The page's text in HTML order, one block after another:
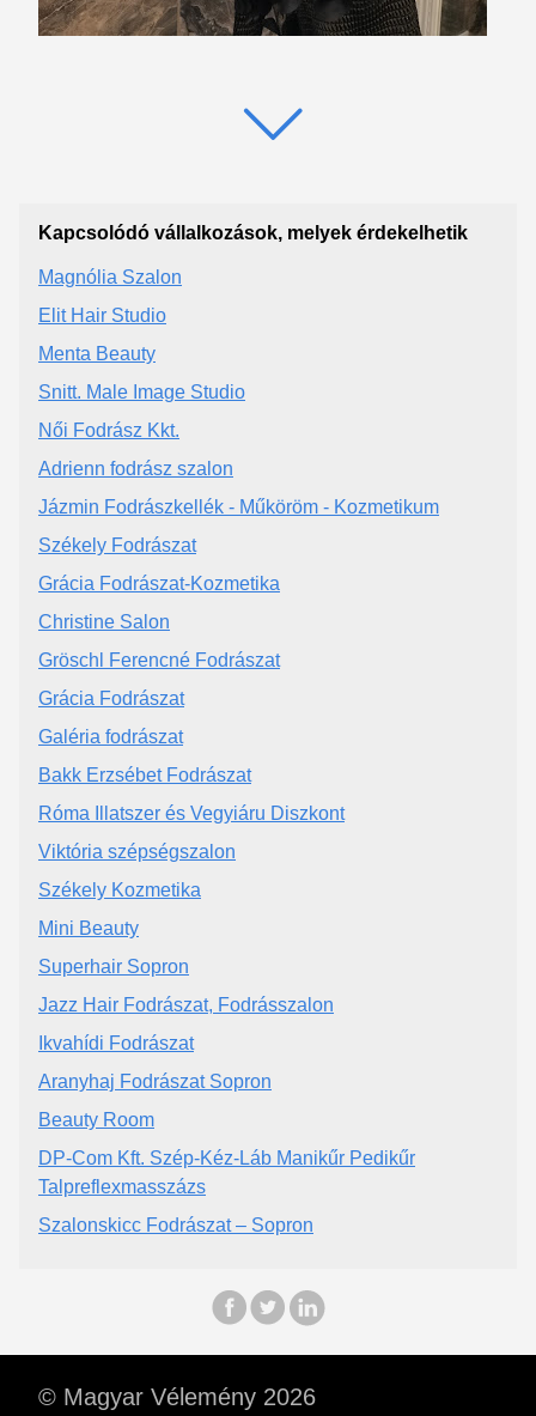
Kapcsolódó vállalkozások, melyek érdekelhetik
Magnólia Szalon
Elit Hair Studio
Menta Beauty
Snitt. Male Image Studio
Női Fodrász Kkt.
Adrienn fodrász szalon
Jázmin Fodrászkellék - Műköröm - Kozmetikum
Székely Fodrászat
Grácia Fodrászat-Kozmetika
Christine Salon
Gröschl Ferencné Fodrászat
Grácia Fodrászat
Galéria fodrászat
Bakk Erzsébet Fodrászat
Róma Illatszer és Vegyiáru Diszkont
Viktória szépségszalon
Székely Kozmetika
Mini Beauty
Superhair Sopron
Jazz Hair Fodrászat, Fodrásszalon
Ikvahídi Fodrászat
Aranyhaj Fodrászat Sopron
Beauty Room
DP-Com Kft. Szép-Kéz-Láb Manikűr Pedikűr
Talpreflexmasszázs
Szalonskicc Fodrászat – Sopron
© Magyar Vélemény 2026